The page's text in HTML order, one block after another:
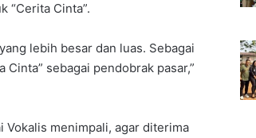
“Cerita Cinta”.
lebih besar dan luas. Sebagai
sebagai pendobrak pasar,”
Vokalis menimpali, agar diterima